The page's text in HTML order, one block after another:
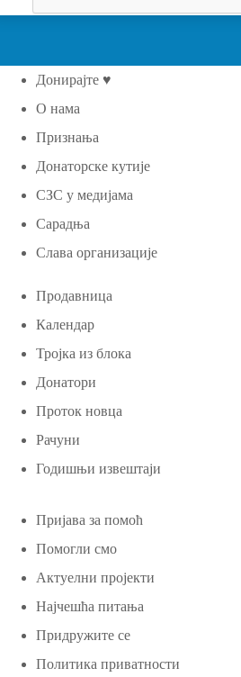
Донирајте ♥
О нама
Признања
Донаторске кутије
СЗС у медијама
Сарадња
Слава организације
Продавница
Календар
Тројка из блока
Донатори
Проток новца
Рачуни
Годишњи извештаји
Пријава за помоћ
Помогли смо
Актуелни пројекти
Најчешћа питања
Придружите се
Политика приватности